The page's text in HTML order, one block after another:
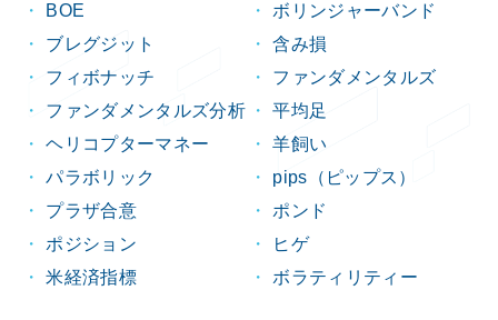
BOE
ボリンジャーバンド
ブレグジット
含み損
フィボナッチ
ファンダメンタルズ
ファンダメンタルズ分析
平均足
ヘリコプターマネー
羊飼い
パラボリック
pips（ピップス）
プラザ合意
ポンド
ポジション
ヒゲ
米経済指標
ボラティリティー